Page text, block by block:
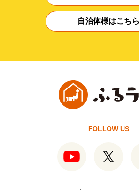
自治体様はこちら
FOLLOW US